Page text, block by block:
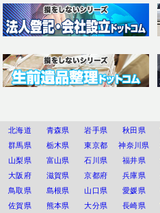
北海道 青森県 岩手県 秋田県
群馬県
栃木県 東京都 神奈川県
山梨県
富山県 石川県 福井県
大阪府
滋賀県 京都府 兵庫県
鳥取県
島根県 山口県 愛媛県
佐賀県
熊本県 大分県 長崎県